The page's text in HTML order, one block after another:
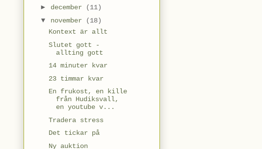
► december
(11)
▼ november
(18)
Kontext är allt
Slutet gott -
allting gott
14 minuter kvar
23 timmar kvar
En frukost, en kille
från Hudiksvall,
en youtube v...
Tradera stress
Det tickar på
Ny auktion